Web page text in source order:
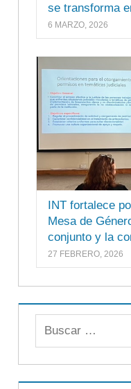
se transforma
6 MARZO, 2026
INT fortalece
Mesa de
conjunto y la
27 FEBRERO, 2026